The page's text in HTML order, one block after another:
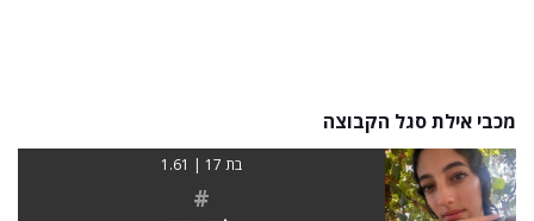
מכבי אילת סגל הקבוצה
בת 17 | 1.61
#